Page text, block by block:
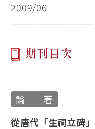
2009/06
期刊目次
論 著
從唐代「生祠立碑